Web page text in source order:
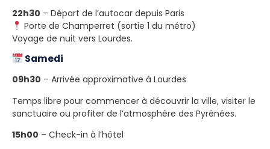
22h30 – Départ de l’autocar depuis Paris
Porte de Champerret (sortie 1 du métro)
Voyage de nuit vers Lourdes.
Samedi
09h30 – Arrivée approximative à Lourdes
Temps libre pour commencer à découvrir la ville, visiter le
sanctuaire ou profiter de l’atmosphère des Pyrénées.
15h00 – Check-in à l’hôtel